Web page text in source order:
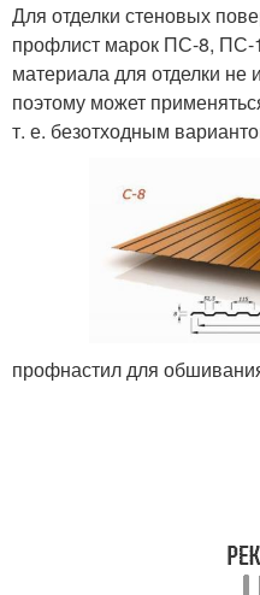
Для отделки стеновых
профлист марок ПС-8,
материала для отделки не
поэтому может
т. е. безотходным
профнастил для